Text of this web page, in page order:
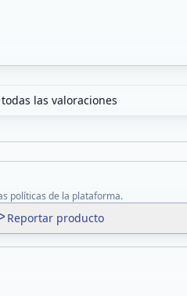
las valoraciones
políticas de la plataforma.
Reportar producto